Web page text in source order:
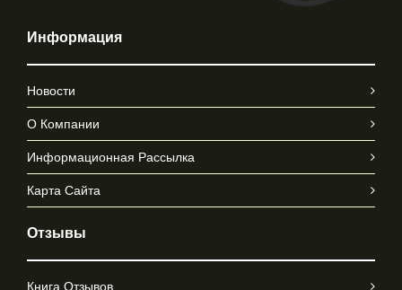
Информация
Новости
О Компании
Информационная Рассылка
Карта Сайта
Отзывы
Книга Отзывов